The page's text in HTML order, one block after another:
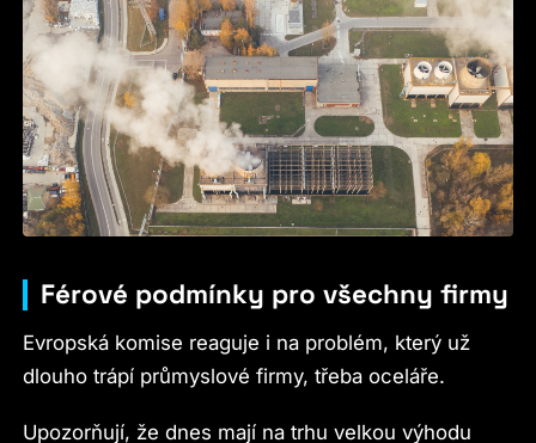
Férové podmínky pro všechny firmy
Evropská komise reaguje i na problém, který už
dlouho trápí průmyslové firmy, třeba oceláře.
Upozorňují, že dnes mají na trhu velkou výhodu